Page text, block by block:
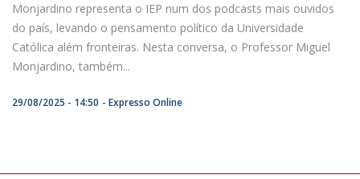
Monjardino representa o IEP num dos podcasts mais ouvidos
do país, levando o pensamento político da Universidade
Católica além fronteiras. Nesta conversa, o Professor Miguel
Monjardino, também...
29/08/2025 - 14:50 Expresso Online